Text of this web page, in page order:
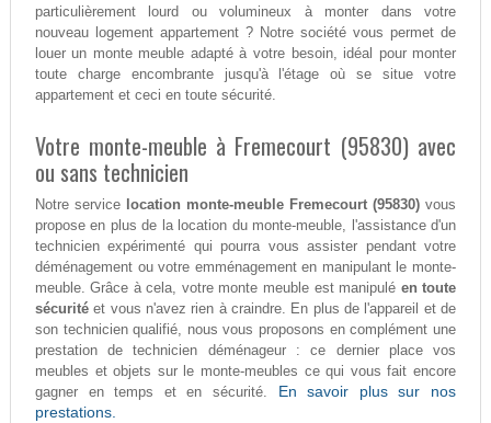
particulièrement lourd ou volumineux à monter dans votre
nouveau logement appartement ? Notre société vous permet de
louer un monte meuble adapté à votre besoin, idéal pour monter
toute charge encombrante jusqu'à l'étage où se situe votre
appartement et ceci en toute sécurité.
Votre monte-meuble à Fremecourt (95830) avec
ou sans technicien
Notre service location monte-meuble Fremecourt (95830) vous
propose en plus de la location du monte-meuble, l'assistance d'un
technicien expérimenté qui pourra vous assister pendant votre
déménagement ou votre emménagement en manipulant le monte-
meuble. Grâce à cela, votre monte meuble est manipulé en toute
sécuritéet vous n'avez rien à craindre. En plus de l'appareil et de
son technicien qualifié, nous vous proposons en complément une
prestation de technicien déménageur : ce dernier place vos
meubles et objets sur le monte-meubles ce qui vous fait encore
gagner en temps et en sécurité. En savoir plus sur nos
prestations.